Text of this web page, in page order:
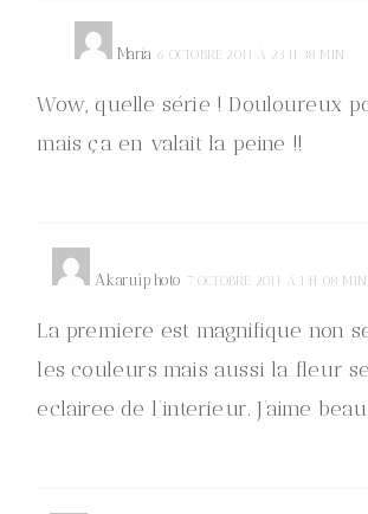
María 6 OCTOBRE 2011 À 23 H 38 MIN
Wow, quelle série ! Douloureux
mais ça en valait la peine !!
Akaruiphoto 7 OCTOBRE 2011 À 1 H 08 MIN
La premiere est magnifique non
les couleurs mais aussi la fleur
eclairee de l’interieur. J’aime